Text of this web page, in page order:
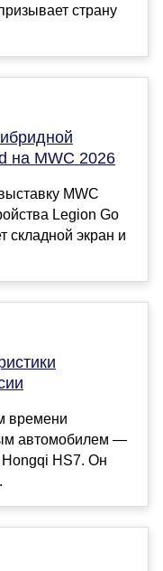
страну
на MWC 2026
MWC
Legion Go
складной экран и
времени
автомобилем —
HS7. Он